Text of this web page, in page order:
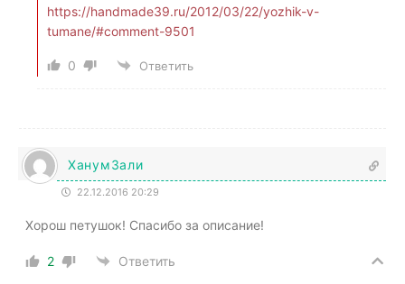
https://handmade39.ru/2012/03/22/yozhik-v-
tumane/#comment-9501
0 Ответить
ХанумЗали
22.12.2016 20:29
Хорош петушок! Спасибо за описание!
2 Ответить